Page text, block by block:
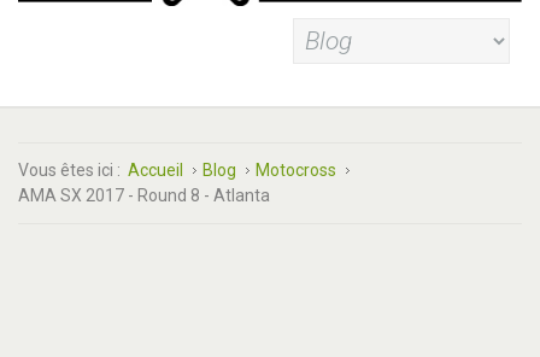
Vous êtes ici : Accueil Blog
Motocross
AMA SX 2017 - Round 8 - Atlanta